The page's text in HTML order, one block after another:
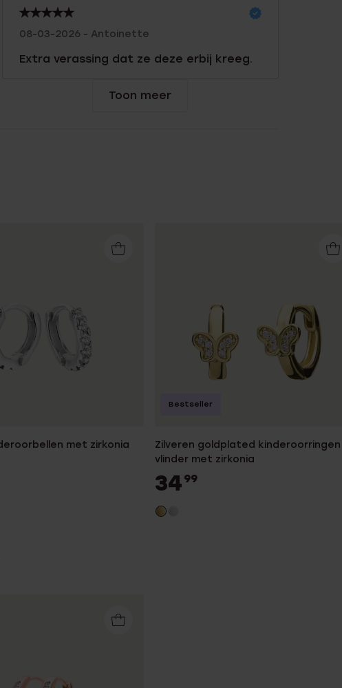
08-03-2026 - Antoinette
Extra verassing dat ze deze erbij kreeg.
Toon meer
met zirkonia
Zilveren goldplated kinderoorringen
vlinder met zirkonia
34 99
Bestseller